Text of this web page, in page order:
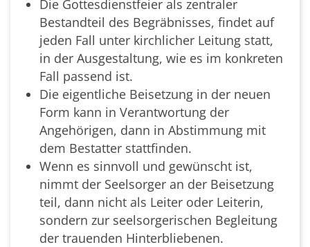
Die Gottesdienstfeier als zentraler
Bestandteil des Begräbnisses, findet auf
jeden Fall unter kirchlicher Leitung statt,
in der Ausgestaltung, wie es im konkreten
Fall passend ist.
Die eigentliche Beisetzung in der neuen
Form kann in Verantwortung der
Angehörigen, dann in Abstimmung mit
dem Bestatter stattfinden.
Wenn es sinnvoll und gewünscht ist,
nimmt der Seelsorger an der Beisetzung
teil, dann nicht als Leiter oder Leiterin,
sondern zur seelsorgerischen Begleitung
der trauenden Hinterbliebenen.